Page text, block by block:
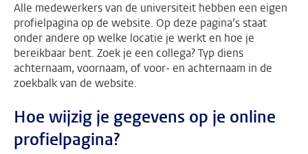
Alle medewerkers van de universiteit hebben een eigen
profielpagina op de website. Op deze pagina’s staat
onder andere op welke locatie je werkt en hoe je
bereikbaar bent. Zoek je een collega? Typ diens
achternaam, voornaam, of voor- en achternaam in de
zoekbalk van de website.
Hoe wijzig je gegevens op je online
profielpagina?